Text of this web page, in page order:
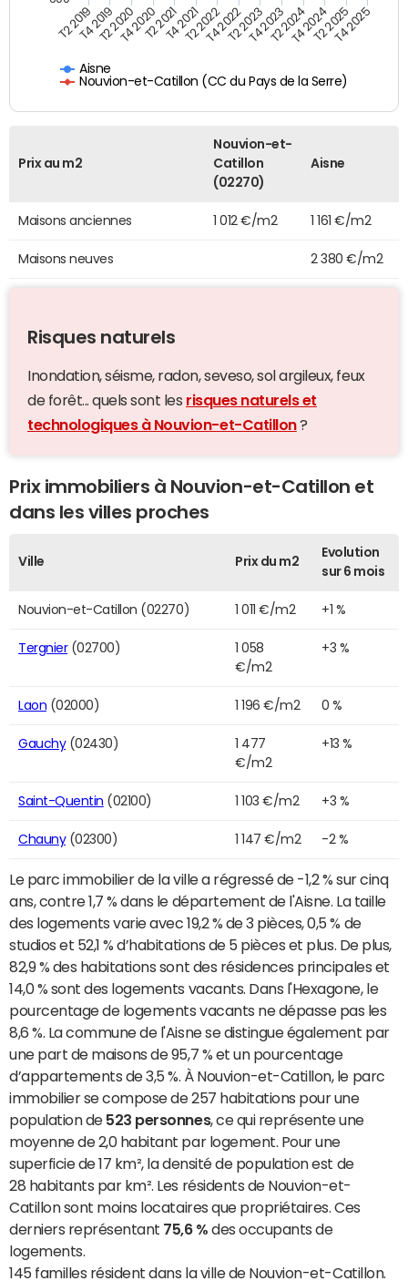
Aisne
Nouvion-et-Catillon (CC du Pays de la Serre)
T2 2019T4 2019T2 2020T4 2020T2 2021T4 2021T2 2022T4 2022T2 2023T4 2023T2 2024T4 2024T2 2025T4 2025
Prix au m2
Nouvion-et-
Catillon
(02270)
Aisne
Maisons anciennes 1 012 €/m2 1 161 €/m2
Maisons neuves 2 380 €/m2
Risques naturels
Inondation, séisme, radon, seveso, sol argileux, feux
de forêt... quels sont les risques naturels et
technologiques à Nouvion-et-Catillon?
Prix immobiliers à Nouvion-et-Catillon et
dans les villes proches
Ville Prix du m2
Evolution
sur 6 mois
Nouvion-et-Catillon (02270) 1 011 €/m2 +1 %
Tergnier(02700)
1 058
€/m2
+3 %
Laon (02000) 1 196 €/m2 0 %
Gauchy(02430)
1 477
€/m2
+13 %
Saint-Quentin (02100) 1 103 €/m2 +3 %
Chauny(02300) 1 147 €/m2 -2 %
Le parc immobilier de la ville a régressé de -1,2 % sur cinq
ans, contre 1,7 % dans le département de l'Aisne. La taille
des logements varie avec 19,2 % de 3 pièces, 0,5 % de
studios et 52,1 % d’habitations de 5 pièces et plus. De plus,
82,9 % des habitations sont des résidences principales et
14,0 % sont des logements vacants. Dans l'Hexagone, le
pourcentage de logements vacants ne dépasse pas les
8,6 %. La commune de l'Aisne se distingue également par
une part de maisons de 95,7 % et un pourcentage
d’appartements de 3,5 %. À Nouvion-et-Catillon, le parc
immobilier se compose de 257 habitations pour une
population de 523 personnes, ce qui représente une
moyenne de 2,0 habitant par logement. Pour une
superficie de 17 km², la densité de population est de
28 habitants par km². Les résidents de Nouvion-et-
Catillon sont moins locataires que propriétaires. Ces
derniers représentant 75,6 % des occupants de
logements.
145 familles résident dans la ville de Nouvion-et-Catillon.